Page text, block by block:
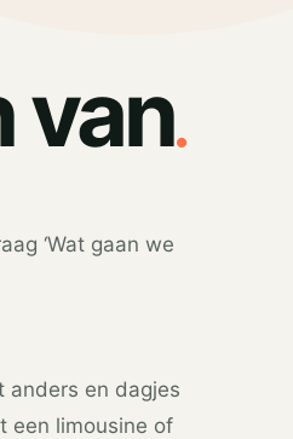
van.
‘Wat gaan we
anders en dagjes
een limousine of